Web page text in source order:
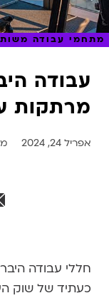
מתחמי עבודה
עבודה
מרתקות
אפריל 24, 2024
חללי עבודה
כעתיד של שוק